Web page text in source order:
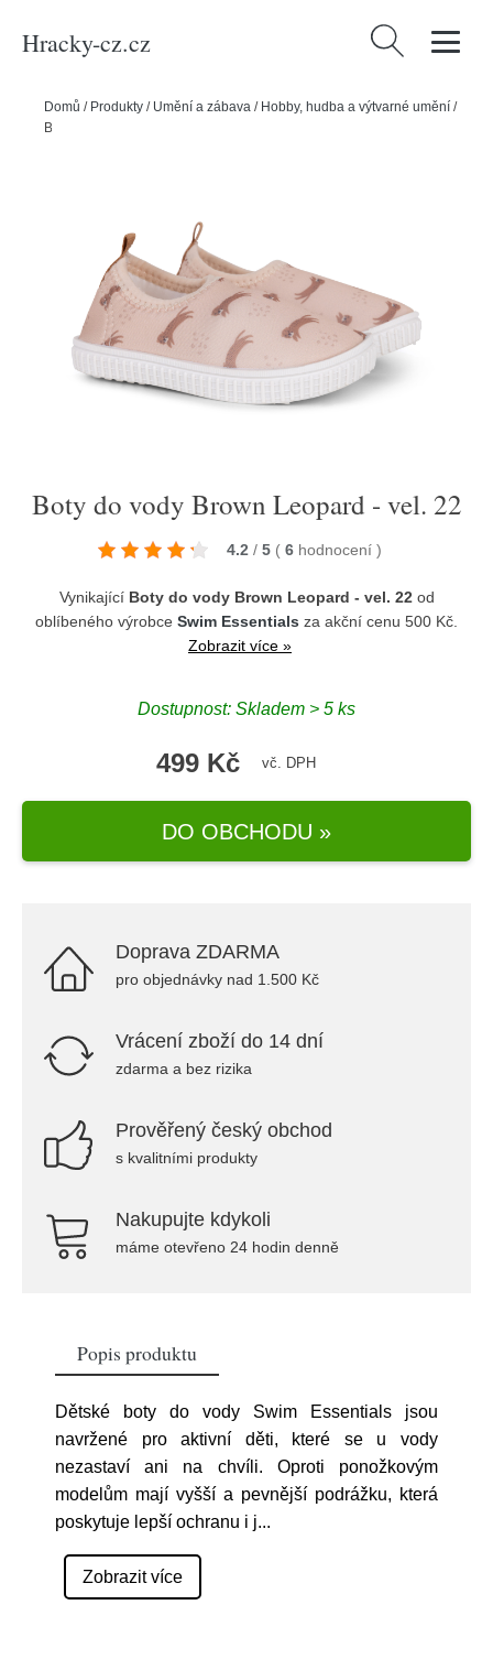
Hracky-cz.cz Vyhledávání
Domů / Produkty / Umění a zábava / Hobby, hudba a výtvarné umění /
Boty do vody Brown Leopard - vel. 22
Boty do vody Brown Leopard - vel. 22
4.2 / 5 ( 6 hodnocení )
Vynikající Boty do vody Brown Leopard - vel. 22od
oblíbeného výrobce Swim Essentials za akční cenu 500 Kč.
Zobrazit více »
Dostupnost: Skladem > 5 ks
499 Kč vč. DPH
DO OBCHODU »
Doprava ZDARMA
pro objednávky nad 1.500 Kč
Vrácení zboží do 14 dní
zdarma a bez rizika
Prověřený český obchod
s kvalitními produkty
Nakupujte kdykoli
máme otevřeno 24 hodin denně
Popis produktu
Dětské boty do vody Swim Essentials jsou
navržené pro aktivní děti, které se u vody
nezastaví ani na chvíli. Oproti ponožkovým
modelům mají vyšší a pevnější podrážku, která
poskytuje lepší ochranu i j...
Zobrazit více